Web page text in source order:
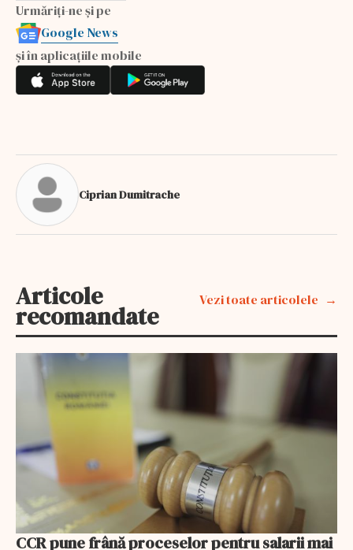
Urmăriți-ne și pe
Google News
și în aplicațiile mobile
Ciprian Dumitrache
Articole
recomandate
Vezi toate articolele
CCR pune frână proceselor pentru salarii mai